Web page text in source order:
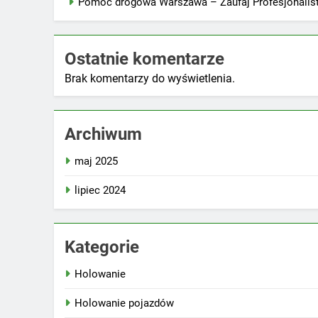
Ostatnie komentarze
Brak komentarzy do wyświetlenia.
Archiwum
maj 2025
lipiec 2024
Kategorie
Holowanie
Holowanie pojazdów